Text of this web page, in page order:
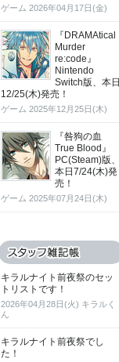
ゲーム 2026年04月17日(金)
『DRAMAtical
Murder
re:code』
Nintendo
Switch版、本日
12/25(木)発売！
ゲーム 2025年12月25日(木)
『咎狗の血
True Blood』
PC(Steam)版、
本日7/24(木)発
売！
ゲーム 2025年07月24日(木)
キラルナイト前夜祭のセッ
トリストです！
2026年04月28日(火) キラルく
ん
キラルナイト前夜祭でし
た！